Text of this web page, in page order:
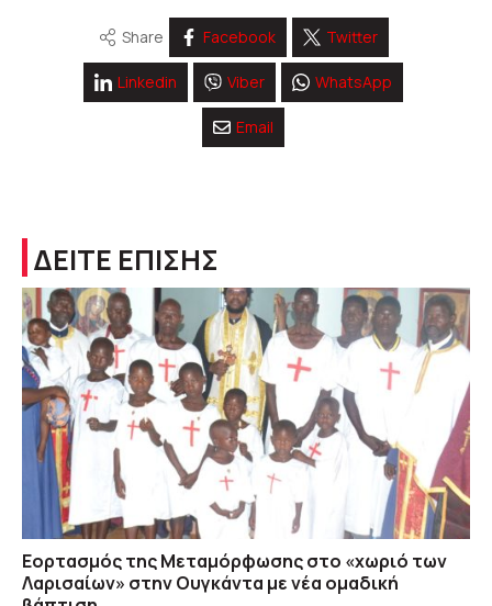
Share Facebook Twitter
Linkedin Viber WhatsApp
Email
ΔΕΙΤΕ ΕΠΙΣΗΣ
Εορτασμός της Μεταμόρφωσης στο «χωριό των
Λαρισαίων» στην Ουγκάντα με νέα ομαδική